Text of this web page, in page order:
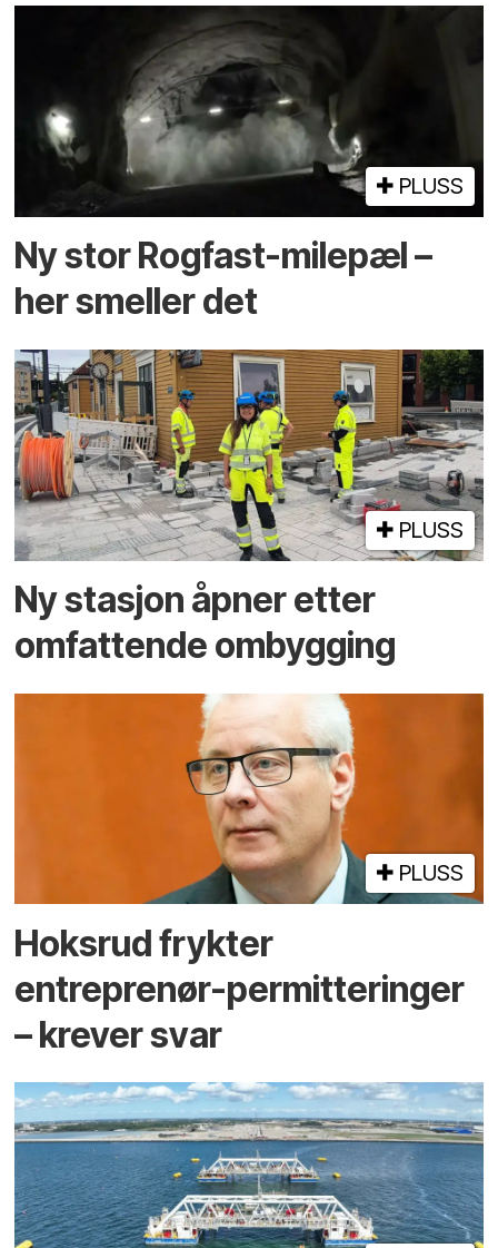
PLUSS
Ny stor Rogfast-milepæl –
her smeller det
PLUSS
Ny stasjon åpner etter
omfattende ombygging
PLUSS
Hoksrud frykter
entreprenør-permitteringer
– krever svar